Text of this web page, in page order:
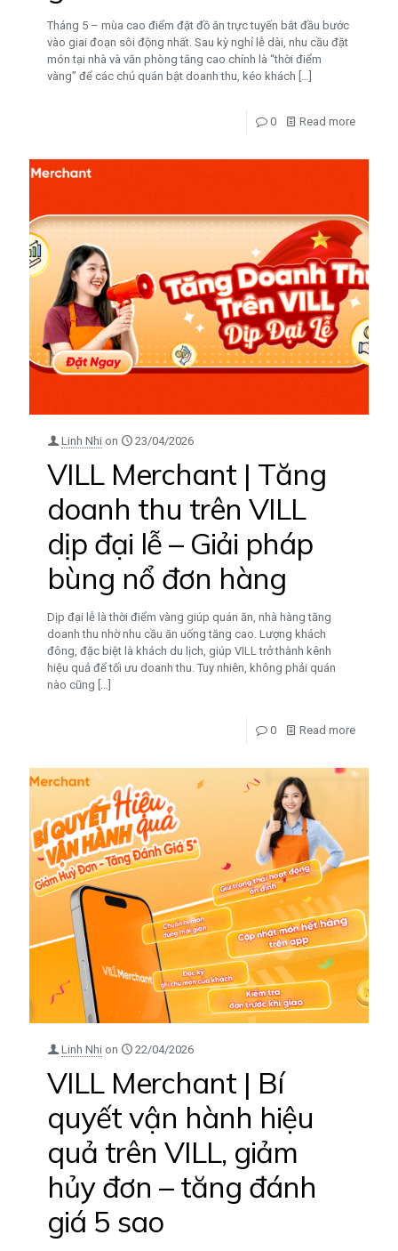
Tháng 5 – mùa cao điểm đặt đồ ăn trực tuyến bắt đầu bước
vào giai đoạn sôi động nhất. Sau kỳ nghỉ lễ dài, nhu cầu đặt
món tại nhà và văn phòng tăng cao chính là “thời điểm
vàng” để các chủ quán bật doanh thu, kéo khách […]
0 Read more
Linh Nhi on 23/04/2026
VILL Merchant | Tăng
doanh thu trên VILL
dịp đại lễ – Giải pháp
bùng nổ đơn hàng
Dịp đại lễ là thời điểm vàng giúp quán ăn, nhà hàng tăng
doanh thu nhờ nhu cầu ăn uống tăng cao. Lượng khách
đông, đặc biệt là khách du lịch, giúp VILL trở thành kênh
hiệu quả để tối ưu doanh thu. Tuy nhiên, không phải quán
nào cũng
0 Read more
Linh Nhi on 22/04/2026
VILL Merchant | Bí
quyết vận hành hiệu
quả trên VILL, giảm
hủy đơn – tăng đánh
giá 5 sao